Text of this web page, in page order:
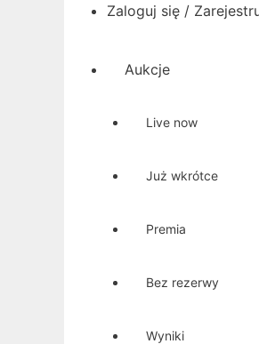
Zaloguj się /
Aukcje
Live now
Już wkrótce
Premia
Bez rezerwy
Wyniki